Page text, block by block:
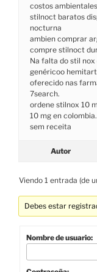
costos
stilnoct baratos
nocturna
ambien comprar
compre stilnoct
Na falta do stil
genéricoo
oferecido nas
7search.
ordene stilnox 10
10 mg en
sem receita
Autor
Viendo 1 entrada (de
Debes estar
Nombre de usuario: